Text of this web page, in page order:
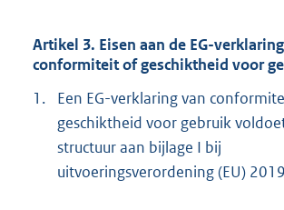
Artikel 3. Eisen aan de EG-
conformiteit of geschiktheid voor
1.
Een EG-verklaring van
geschiktheid voor gebruik
structuur aan bijlage I bij
uitvoeringsverordening (EU)